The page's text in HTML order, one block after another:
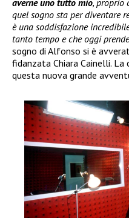
averne uno tutto mio, proprio
quel sogno sta per diventare
è una soddisfazione
tanto tempo e che oggi
sogno di Alfonso si è
fidanzata Chiara Cainelli. La
questa nuova grande